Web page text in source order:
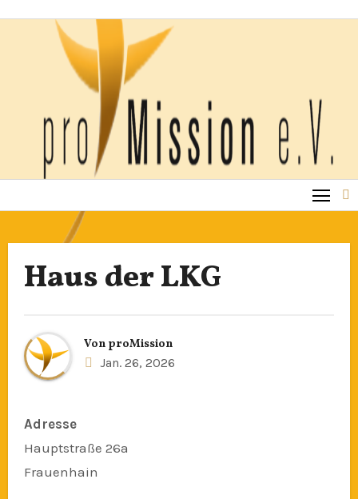
Haus der LKG
Von proMission
Jan. 26, 2026
Adresse
Hauptstraße 26a
Frauenhain